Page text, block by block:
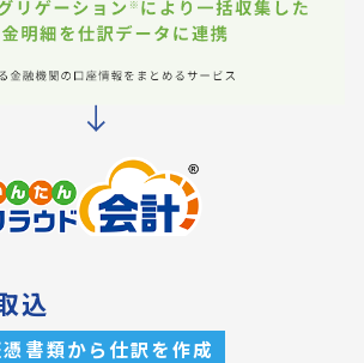
込
書類から仕訳を作成